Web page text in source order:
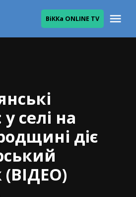
ВіККа ONLINE TV
селі на
діє
(ВІДЕО)